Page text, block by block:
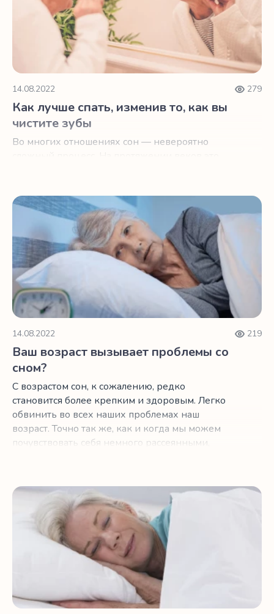
14.08.2022 279
Как лучше спать, изменив то, как вы
чистите зубы
Во многих отношениях сон — невероятно
Ваш возраст вызывает проблемы со сном?
14.08.2022 219
Ваш возраст вызывает проблемы со
сном?
С возрастом сон, к сожалению, редко
становится более крепким и здоровым. Легко
обвинить во всех наших проблемах наш
возраст. Точно так же, как и когда мы можем
почувствовать себя немного рассеянными,
Важность сна для счастья в пожилом возрасте